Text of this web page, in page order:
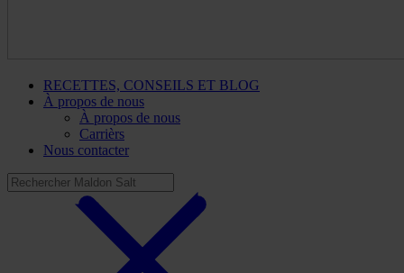
RECETTES, CONSEILS ET BLOG
À propos de nous
À propos de nous
Carrièrs
Nous contacter